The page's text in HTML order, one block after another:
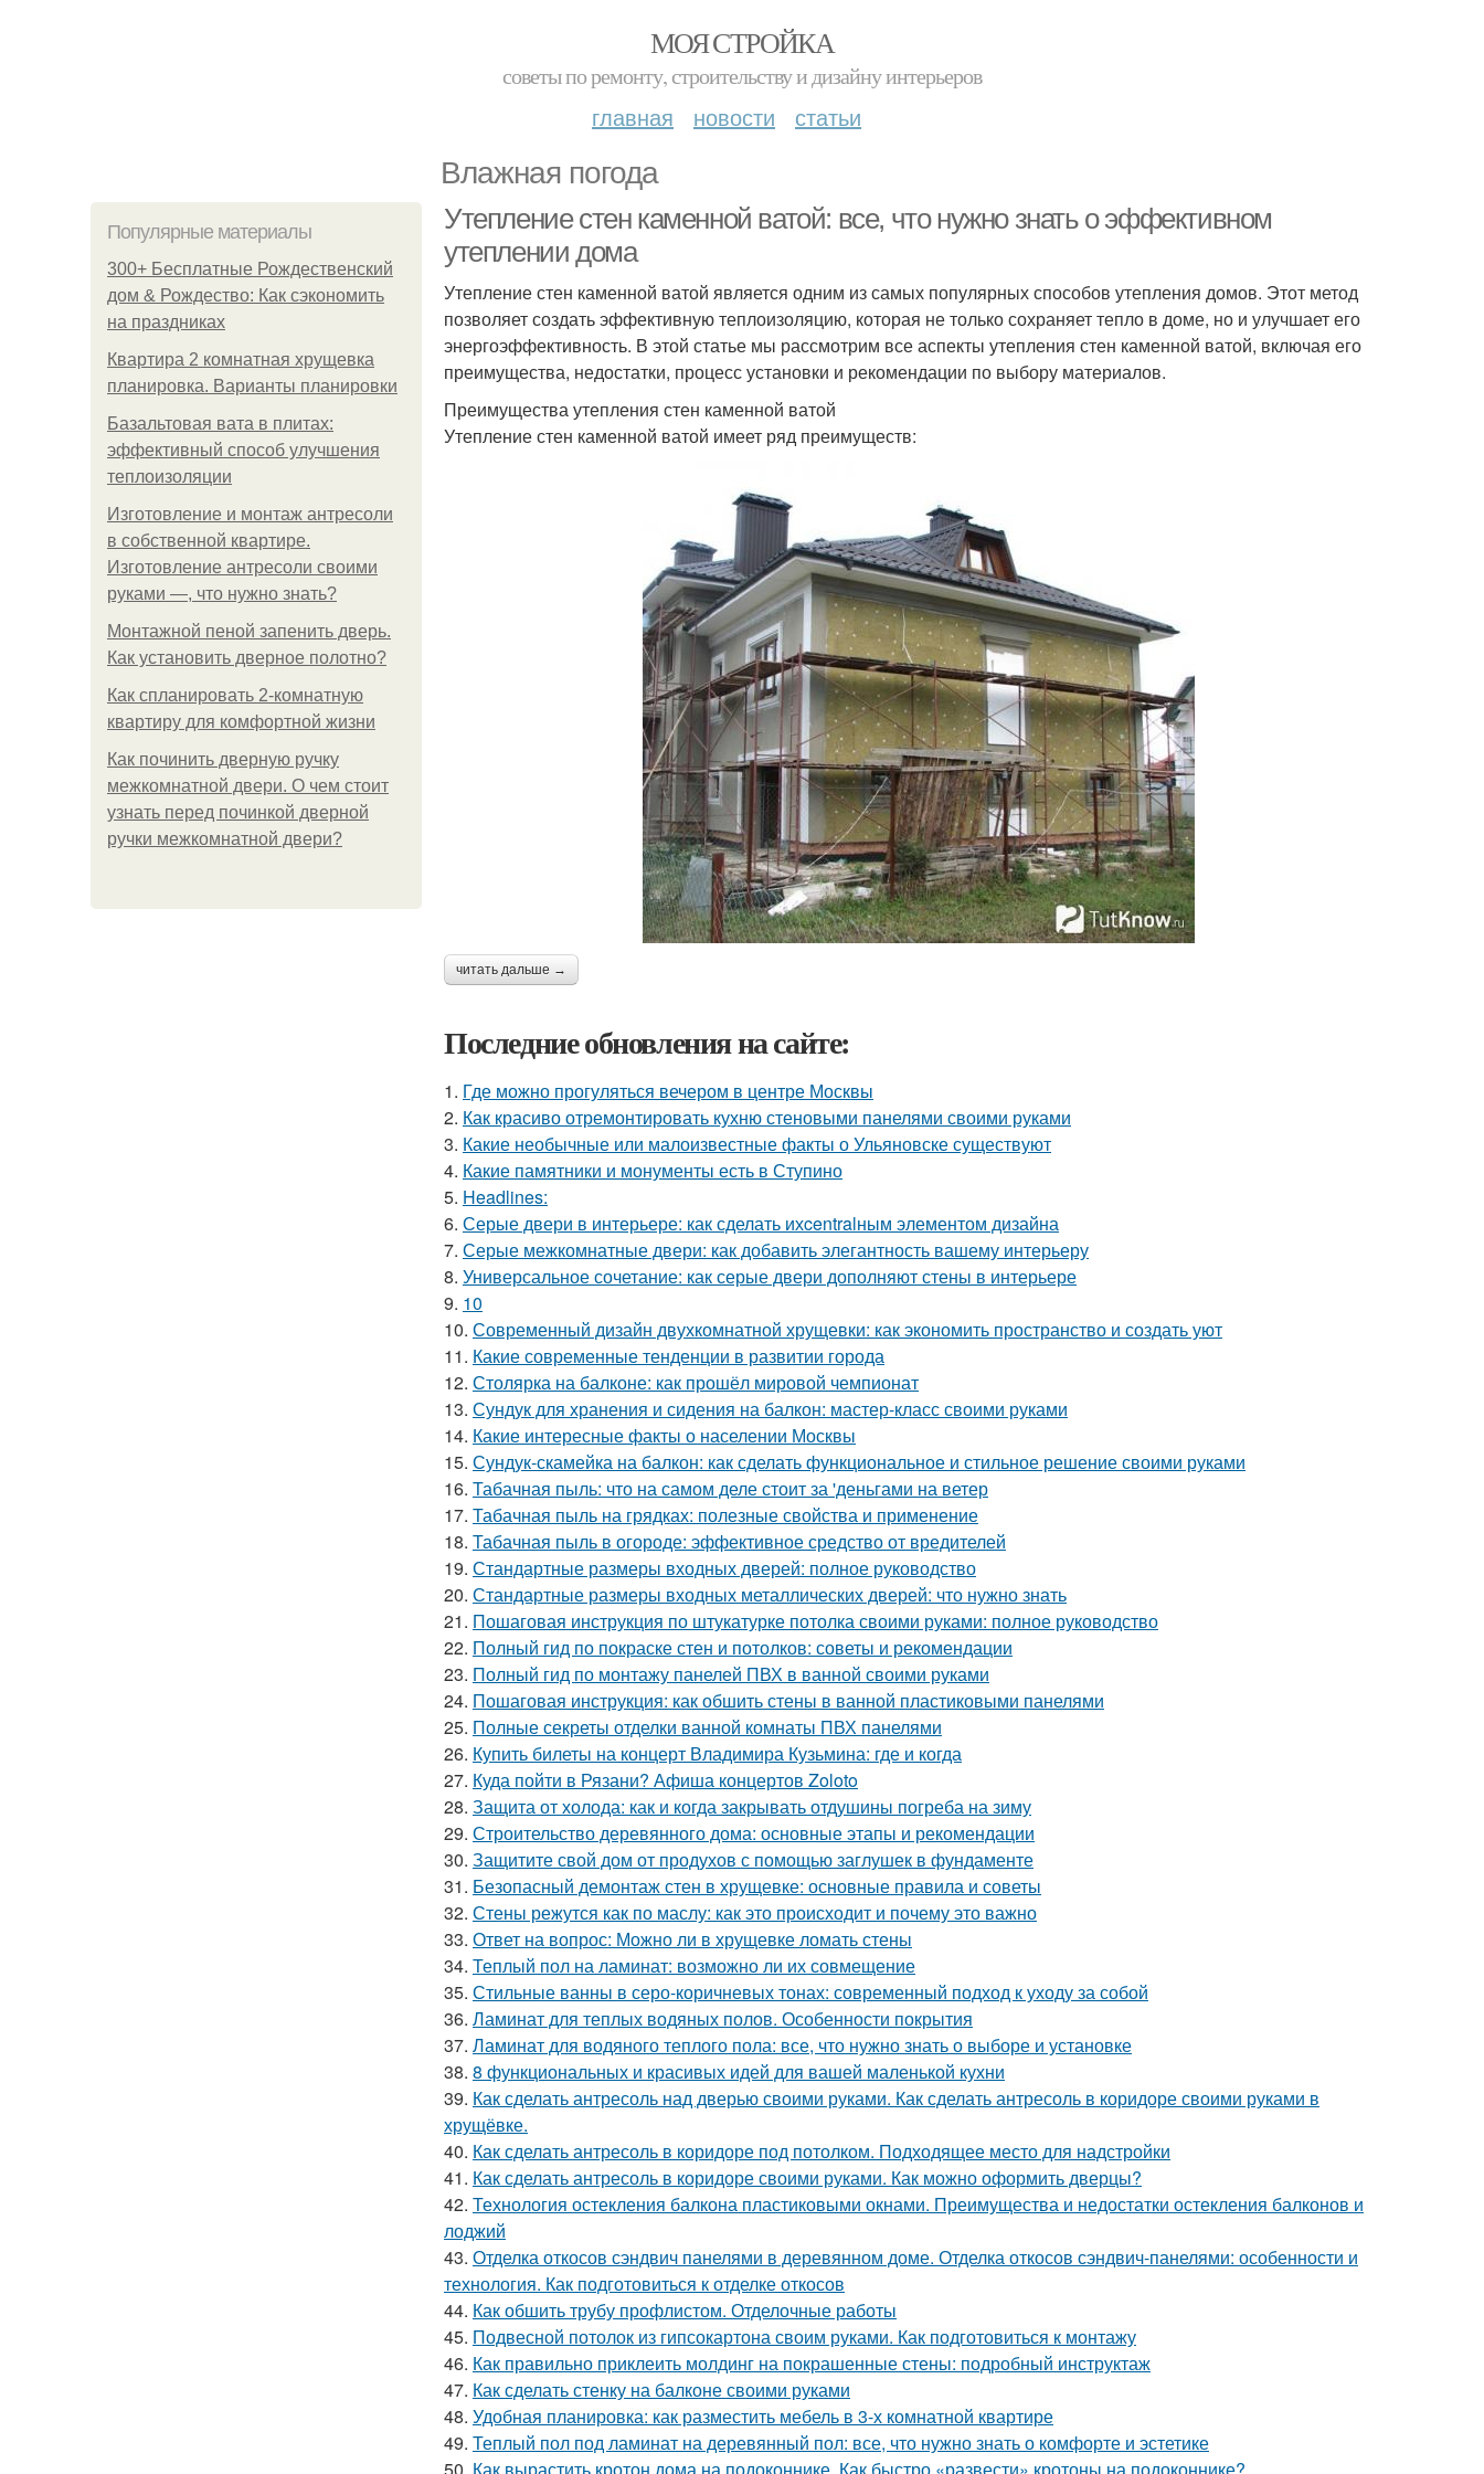
МОЯ СТРОЙКА
советы по ремонту, строительству и дизайну интерьеров
главная новости статьи
Влажная погода
Популярные материалы
300+ Бесплатные Рождественский
дом & Рождество: Как сэкономить
на праздниках
Квартира 2 комнатная хрущевка
планировка. Варианты планировки
Базальтовая вата в плитах:
эффективный способ улучшения
теплоизоляции
Изготовление и монтаж антресоли
в собственной квартире.
Изготовление антресоли своими
руками —, что нужно знать?
Монтажной пеной запенить дверь.
Как установить дверное полотно?
Как спланировать 2-комнатную
квартиру для комфортной жизни
Как починить дверную ручку
межкомнатной двери. О чем стоит
узнать перед починкой дверной
ручки межкомнатной двери?
Утепление стен каменной ватой: все, что нужно знать о эффективном
утеплении дома
Утепление стен каменной ватой является одним из самых популярных способов утепления домов. Этот метод
позволяет создать эффективную теплоизоляцию, которая не только сохраняет тепло в доме, но и улучшает его
энергоэффективность. В этой статье мы рассмотрим все аспекты утепления стен каменной ватой, включая его
преимущества, недостатки, процесс установки и рекомендации по выбору материалов.
Преимущества утепления стен каменной ватой
Утепление стен каменной ватой имеет ряд преимуществ:
читать дальше →
Последние обновления на сайте:
1. Где можно прогуляться вечером в центре Москвы
2. Как красиво отремонтировать кухню стеновыми панелями своими руками
3. Какие необычные или малоизвестные факты о Ульяновске существуют
4. Какие памятники и монументы есть в Ступино
5. Headlines:
6. Серые двери в интерьере: как сделать ихcentralным элементом дизайна
7. Серые межкомнатные двери: как добавить элегантность вашему интерьеру
8. Универсальное сочетание: как серые двери дополняют стены в интерьере
9. 10
10. Современный дизайн двухкомнатной хрущевки: как экономить пространство и создать уют
11. Какие современные тенденции в развитии города
12. Столярка на балконе: как прошёл мировой чемпионат
13. Сундук для хранения и сидения на балкон: мастер-класс своими руками
14. Какие интересные факты о населении Москвы
15. Сундук-скамейка на балкон: как сделать функциональное и стильное решение своими руками
16. Табачная пыль: что на самом деле стоит за 'деньгами на ветер
17. Табачная пыль на грядках: полезные свойства и применение
18. Табачная пыль в огороде: эффективное средство от вредителей
19. Стандартные размеры входных дверей: полное руководство
20. Стандартные размеры входных металлических дверей: что нужно знать
21. Пошаговая инструкция по штукатурке потолка своими руками: полное руководство
22. Полный гид по покраске стен и потолков: советы и рекомендации
23. Полный гид по монтажу панелей ПВХ в ванной своими руками
24. Пошаговая инструкция: как обшить стены в ванной пластиковыми панелями
25. Полные секреты отделки ванной комнаты ПВХ панелями
26. Купить билеты на концерт Владимира Кузьмина: где и когда
27. Куда пойти в Рязани? Афиша концертов Zoloto
28. Защита от холода: как и когда закрывать отдушины погреба на зиму
29. Строительство деревянного дома: основные этапы и рекомендации
30. Защитите свой дом от продухов с помощью заглушек в фундаменте
31. Безопасный демонтаж стен в хрущевке: основные правила и советы
32. Стены режутся как по маслу: как это происходит и почему это важно
33. Ответ на вопрос: Можно ли в хрущевке ломать стены
34. Теплый пол на ламинат: возможно ли их совмещение
35. Стильные ванны в серо-коричневых тонах: современный подход к уходу за собой
36. Ламинат для теплых водяных полов. Особенности покрытия
37. Ламинат для водяного теплого пола: все, что нужно знать о выборе и установке
38. 8 функциональных и красивых идей для вашей маленькой кухни
39. Как сделать антресоль над дверью своими руками. Как сделать антресоль в коридоре своими руками в
хрущёвке.
40. Как сделать антресоль в коридоре под потолком. Подходящее место для надстройки
41. Как сделать антресоль в коридоре своими руками. Как можно оформить дверцы?
42. Технология остекления балкона пластиковыми окнами. Преимущества и недостатки остекления балконов и
лоджий
43. Отделка откосов сэндвич панелями в деревянном доме. Отделка откосов сэндвич-панелями: особенности и
технология. Как подготовиться к отделке откосов
44. Как обшить трубу профлистом. Отделочные работы
45. Подвесной потолок из гипсокартона своим руками. Как подготовиться к монтажу
46. Как правильно приклеить молдинг на покрашенные стены: подробный инструктаж
47. Как сделать стенку на балконе своими руками
48. Удобная планировка: как разместить мебель в 3-х комнатной квартире
49. Теплый пол под ламинат на деревянный пол: все, что нужно знать о комфорте и эстетике